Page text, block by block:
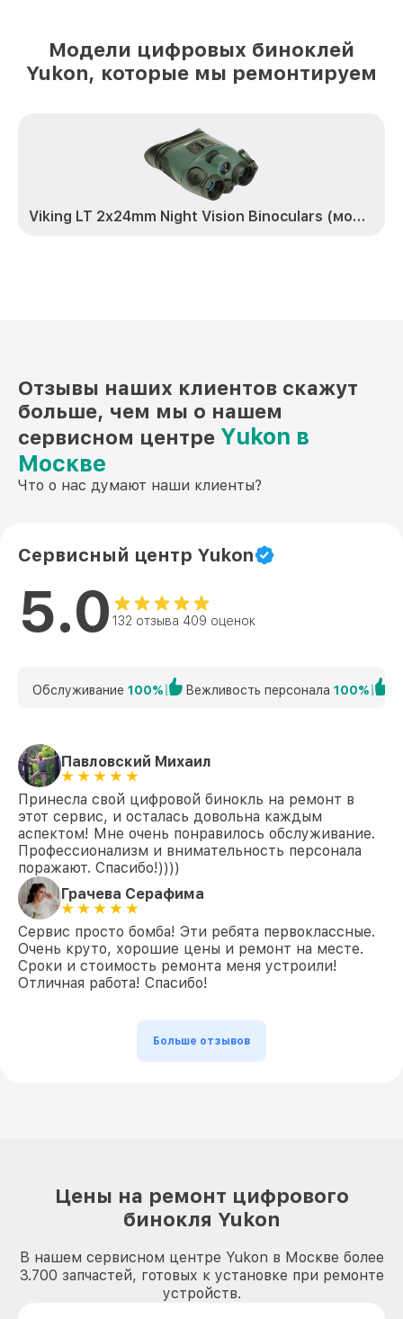
Модели цифровых биноклей
Yukon, которые мы ремонтируем
Viking LT 2x24mm Night Vision Binoculars (модель 25023)
Отзывы наших клиентов скажут
больше, чем мы о нашем
сервисном центре Yukon в
Москве
Что о нас думают наши клиенты?
Сервисный центр Yukon
5.0 132 отзыва 409 оценок
Обслуживание 100% Вежливость персонала 100%
Павловский Михаил
Принесла свой цифровой бинокль на ремонт в
этот сервис, и осталась довольна каждым
аспектом! Мне очень понравилось обслуживание.
Профессионализм и внимательность персонала
поражают. Спасибо!))))
Грачева Серафима
Сервис просто бомба! Эти ребята первоклассные.
Очень круто, хорошие цены и ремонт на месте.
Сроки и стоимость ремонта меня устроили!
Отличная работа! Спасибо!
Больше отзывов
Цены на ремонт цифрового
бинокля Yukon
В нашем сервисном центре Yukon в Москве более
3.700 запчастей, готовых к установке при ремонте
устройств.